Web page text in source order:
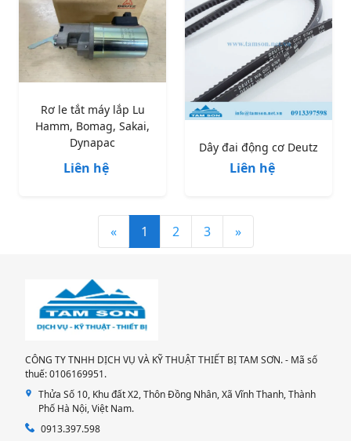
Rơ le tắt máy lắp Lu
Hamm, Bomag, Sakai,
Dynapac
Liên hệ
Dây đai động cơ Deutz
Liên hệ
« 1 2 3 »
CÔNG TY TNHH DỊCH VỤ VÀ KỸ THUẬT THIẾT BỊ TAM SƠN. - Mã số
thuế: 0106169951.
Thửa Số 10, Khu đất X2, Thôn Đồng Nhân, Xã Vĩnh Thanh, Thành
Phố Hà Nội, Việt Nam.
0913.397.598